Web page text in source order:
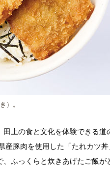
）。
上の食と文化を体験できる道
産豚肉を使用した「たれカツ
ふっくらと炊きあげたご飯が